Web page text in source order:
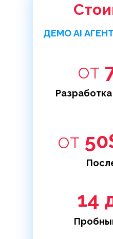
14
от
от
ДЕМО AI